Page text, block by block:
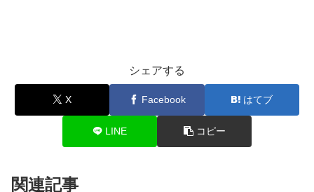
シェアする
X Facebook はてブ
LINE コピー
関連記事